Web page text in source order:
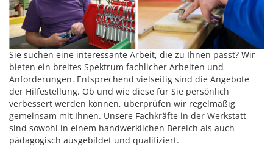
Sie suchen eine interessante Arbeit, die zu Ihnen passt? Wir
bieten ein breites Spektrum fachlicher Arbeiten und
Anforderungen. Entsprechend vielseitig sind die Angebote
der Hilfestellung. Ob und wie diese für Sie persönlich
verbessert werden können, überprüfen wir regelmäßig
gemeinsam mit Ihnen. Unsere Fachkräfte in der Werkstatt
sind sowohl in einem handwerklichen Bereich als auch
pädagogisch ausgebildet und qualifiziert.